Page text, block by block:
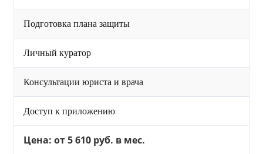
Подготовка плана защиты
Личный куратор
Консультации юриста и врача
Доступ к приложению
Цена: от 5 610 руб. в мес.